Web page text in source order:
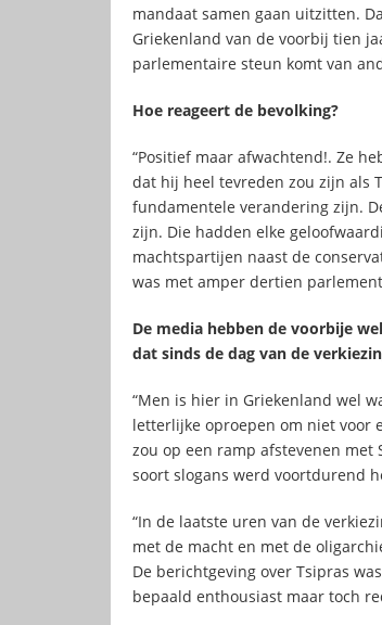
mandaat samen gaan uitzitten.
Griekenland van de voorbij tien
parlementaire steun komt van
Hoe reageert de bevolking?
“Positief maar afwachtend!. Ze
dat hij heel tevreden zou zijn als
fundamentele verandering zijn.
zijn. Die hadden elke
machtspartijen naast de
was met amper dertien
De media hebben de voorbije
dat sinds de dag van de
“Men is hier in Griekenland wel
letterlijke oproepen om niet voor
zou op een ramp afstevenen met
soort slogans werd voortdurend
“In de laatste uren van de
met de macht en met de
De berichtgeving over Tsipras
bepaald enthousiast maar toch